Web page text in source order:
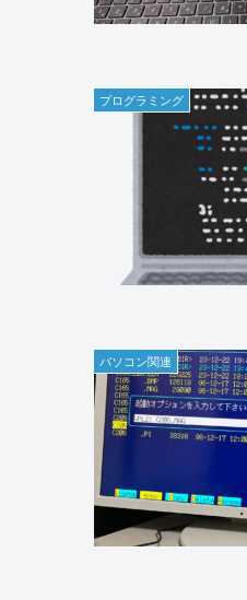
プログラミング
パソコン関連